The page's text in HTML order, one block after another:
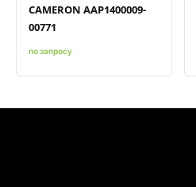
CAMERON AAP1400009-
00771
по запросу